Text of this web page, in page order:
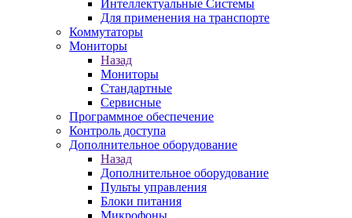
Интеллектуальные Системы
Для применения на транспорте
Коммутаторы
Мониторы
Назад
Мониторы
Стандартные
Сервисные
Программное обеспечение
Контроль доступа
Дополнительное оборудование
Назад
Дополнительное оборудование
Пульты управления
Блоки питания
Микрофоны